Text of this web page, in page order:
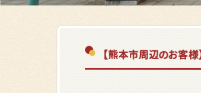
【熊本市周辺のお客